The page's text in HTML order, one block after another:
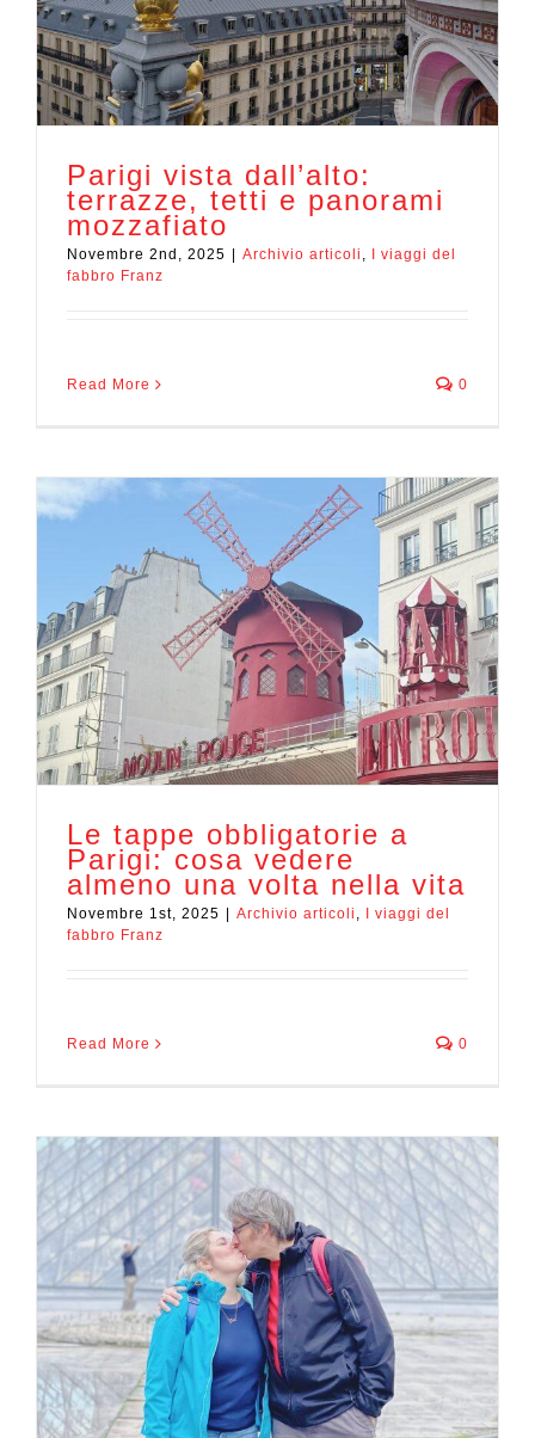
Parigi vista dall’alto:
terrazze, tetti e panorami
mozzafiato
Novembre 2nd, 2025 Archivio articoli ,
I viaggi del
fabbro Franz
Read More 0
Le tappe obbligatorie a
Parigi: cosa vedere
almeno una volta nella vita
Novembre 1st, 2025 Archivio articoli ,
I viaggi del
fabbro Franz
Read More 0